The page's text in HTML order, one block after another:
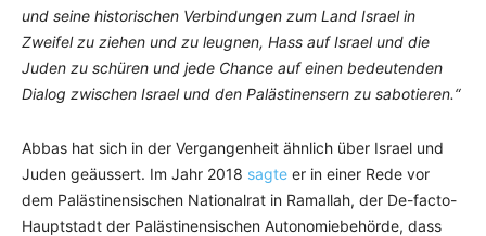
und seine historischen Verbindungen zum Land Israel in
Zweifel zu ziehen und zu leugnen, Hass auf Israel und die
Juden zu schüren und jede Chance auf einen bedeutenden
Dialog zwischen Israel und den Palästinensern zu sabotieren.“
Abbas hat sich in der Vergangenheit ähnlich über Israel und
Juden geäussert. Im Jahr 2018 sagte er in einer Rede vor
dem Palästinensischen Nationalrat in Ramallah, der De-facto-
Hauptstadt der Palästinensischen Autonomiebehörde, dass